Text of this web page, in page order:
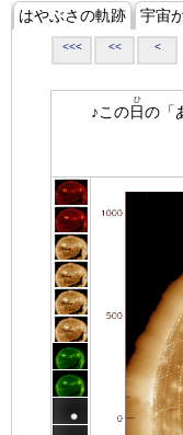
はやぶさの軌跡 宇宙
<<< << <
♪この日
ひ
の「